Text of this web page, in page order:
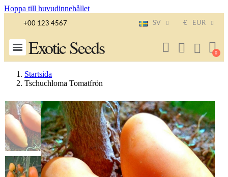
Hoppa till huvudinnehållet
+00 123 4567 SV € EUR
Exotic Seeds
Startsida
Tschuchloma Tomatfrön